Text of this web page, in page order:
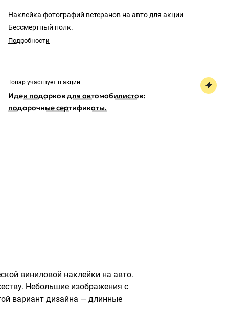
Наклейка фотографий ветеранов на авто для акции
Бессмертный полк.
Подробности
Товар участвует в акции
Идеи подарков для автомобилистов:
подарочные сертификаты.
виниловой наклейки на авто.
Небольшие изображения с
вариант дизайна — длинные